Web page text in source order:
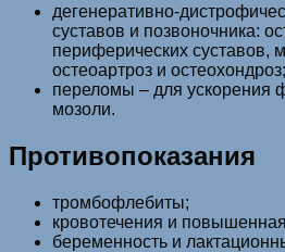
дегенеративно-
суставов и позвоночника:
периферических суставов,
остеоартроз и остеохондроз;
переломы – для ускорения
мозоли.
Противопоказания
тромбофлебиты;
кровотечения и
беременность и